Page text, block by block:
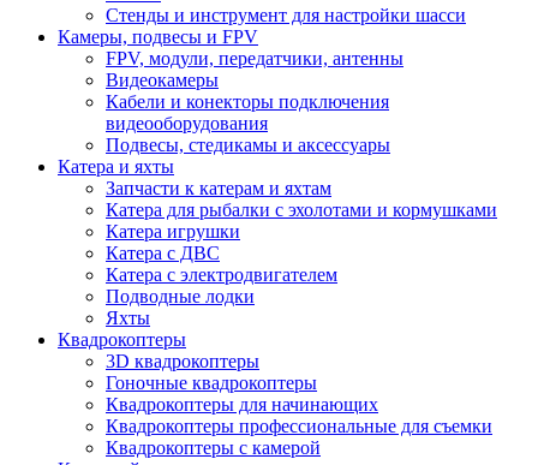
Стенды и инструмент для настройки шасси
Камеры, подвесы и FPV
FPV, модули, передатчики, антенны
Видеокамеры
Кабели и конекторы подключения
видеооборудования
Подвесы, стедикамы и аксессуары
Катера и яхты
Запчасти к катерам и яхтам
Катера для рыбалки с эхолотами и кормушками
Катера игрушки
Катера с ДВС
Катера с электродвигателем
Подводные лодки
Яхты
Квадрокоптеры
3D квадрокоптеры
Гоночные квадрокоптеры
Квадрокоптеры для начинающих
Квадрокоптеры профессиональные для съемки
Квадрокоптеры с камерой